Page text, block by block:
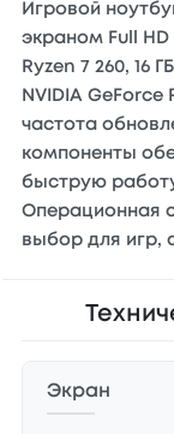
Игровой
экраном Full
Ryzen 7 260, 16
NVIDIA GeForce
частота
компоненты
быструю
Операционная
выбор для игр,
Экран